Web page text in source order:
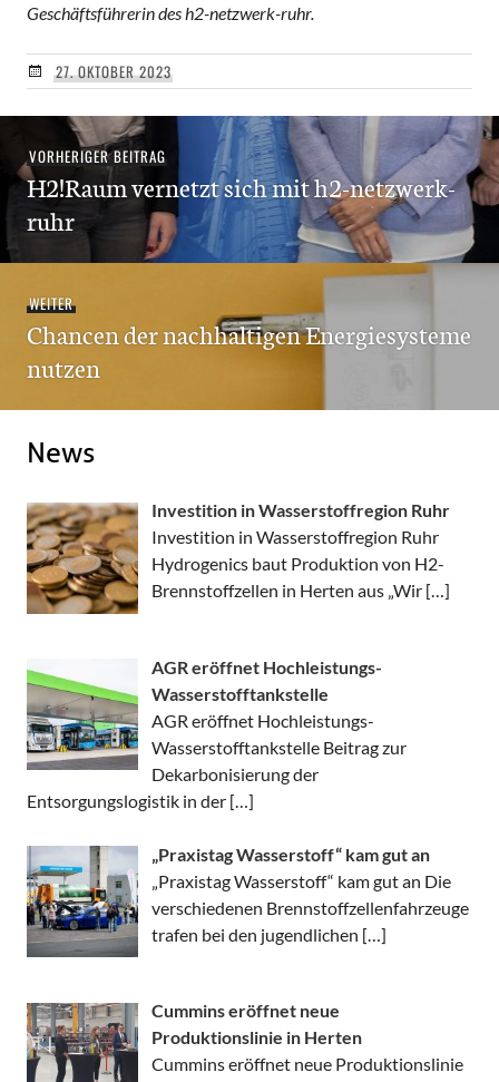
Geschäftsführerin des h2-netzwerk-ruhr.
27. OKTOBER 2023
Beitragsnavigation
VORHERIGER BEITRAGVorheriger
Beitrag:
H2!Raum vernetzt sich mit h2-netzwerk-
ruhr
WEITERNächster
Beitrag:
Chancen der nachhaltigen Energiesysteme
nutzen
News
Investition in Wasserstoffregion Ruhr
Investition in Wasserstoffregion Ruhr
Hydrogenics baut Produktion von H2-
Brennstoffzellen in Herten aus „Wir […]
AGR eröffnet Hochleistungs-
Wasserstofftankstelle
AGR eröffnet Hochleistungs-
Wasserstofftankstelle Beitrag zur
Dekarbonisierung der
Entsorgungslogistik in der […]
„Praxistag Wasserstoff“ kam gut an
„Praxistag Wasserstoff“ kam gut an Die
verschiedenen Brennstoffzellenfahrzeuge
trafen bei den jugendlichen […]
Cummins eröffnet neue
Produktionslinie in Herten
Cummins eröffnet neue Produktionslinie